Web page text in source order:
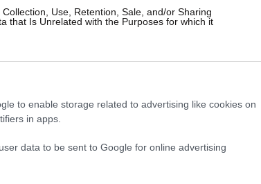
Use, Retention, Sale, and/or Sharing
that Is Unrelated with the Purposes for which it
to enable storage related to advertising like cookies on
in apps.
data to be sent to Google for online advertising